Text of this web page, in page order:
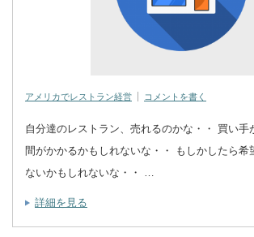
アメリカでレストラン経営 コメントを書く
自分達のレストラン、売れるのかな・・ 買い手
間がかかるかもしれないな・・ もしかしたら希
ないかもしれないな・・ …
詳細を見る